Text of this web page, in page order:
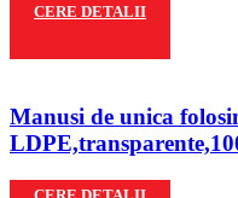
CERE DETALII
Manusi de unica